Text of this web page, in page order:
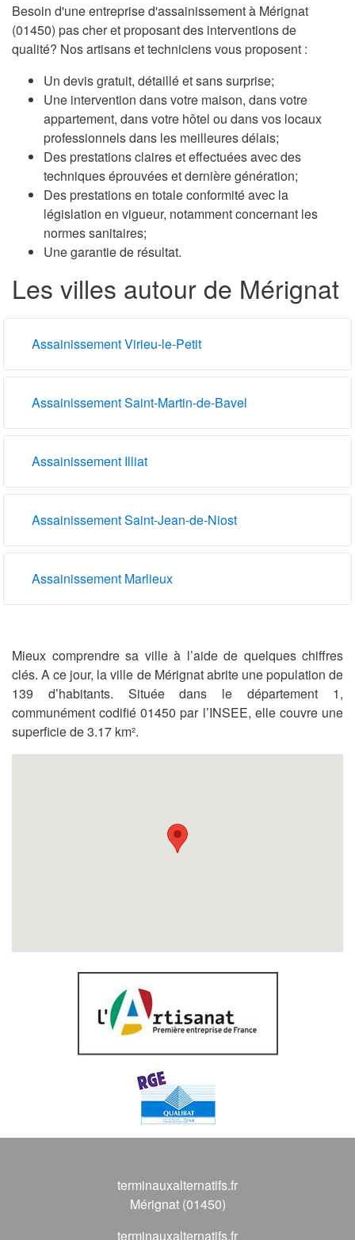
Besoin d'une entreprise d'assainissement à Mérignat
(01450) pas cher et proposant des interventions de
qualité? Nos artisans et techniciens vous proposent :
Un devis gratuit, détaillé et sans surprise;
Une intervention dans votre maison, dans votre
appartement, dans votre hôtel ou dans vos locaux
professionnels dans les meilleures délais;
Des prestations claires et effectuées avec des
techniques éprouvées et dernière génération;
Des prestations en totale conformité avec la
législation en vigueur, notamment concernant les
normes sanitaires;
Une garantie de résultat.
Les villes autour de Mérignat
Assainissement Virieu-le-Petit
Assainissement Saint-Martin-de-Bavel
Assainissement Illiat
Assainissement Saint-Jean-de-Niost
Assainissement Marlieux
Mieux comprendre sa ville à l’aide de quelques chiffres
clés. A ce jour, la ville de Mérignat abrite une population de
139 d’habitants. Située dans le département 1,
communément codifié 01450 par l’INSEE, elle couvre une
superficie de 3.17 km².
terminauxalternatifs.fr
Mérignat (01450)
terminauxalternatifs.fr